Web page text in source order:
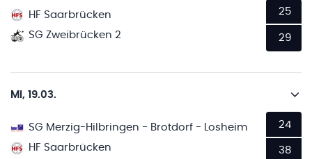
HF Saarbrücken
SG Zweibrücken 2
25
29
Mi, 19.03.
SG Merzig-Hilbringen - Brotdorf - Losheim
HF Saarbrücken
24
38